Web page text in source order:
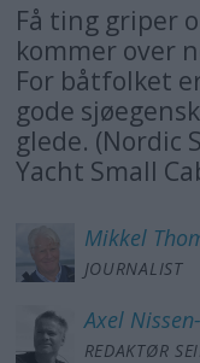
Få ting griper
kommer over
For båtfolket
gode
glede. (Nordic
Yacht Small
Mikkel
JOURNALIST
Axel
REDAKTØR